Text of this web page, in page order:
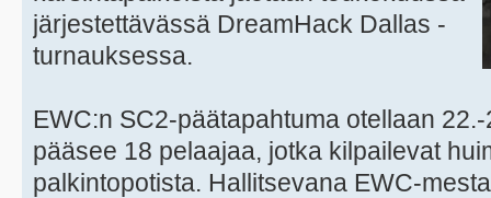
järjestettävässä DreamHack Dallas -
turnauksessa.
EWC:n SC2-päätapahtuma otellaan
pääsee 18 pelaajaa, jotka kilpailevat
palkintopotista. Hallitsevana EWC-